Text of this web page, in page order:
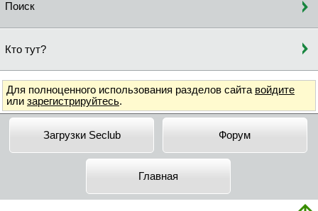
Поиск
Кто тут?
Для полноценного использования разделов сайта войдите
или зарегистрируйтесь.
Загрузки Seclub Форум
Главная